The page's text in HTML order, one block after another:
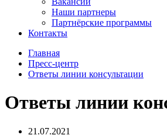
Наши партнеры
Партнёрские программы
Контакты
Главная
Пресс-центр
Ответы линии консультации
Ответы линии
21.07.2021